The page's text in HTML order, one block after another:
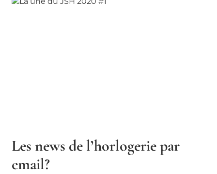
Les news de l’horlogerie par
email?